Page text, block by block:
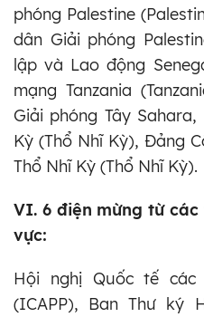
phóng Palestine
dân Giải phóng
lập và Lao động
mạng Tanzania
Giải phóng Tây
Kỳ (Thổ Nhĩ Kỳ), Đảng
Thổ Nhĩ Kỳ (Thổ Nhĩ Kỳ).
VI. 6 điện mừng từ
vực:
Hội nghị Quốc tế
(ICAPP), Ban Thư ký